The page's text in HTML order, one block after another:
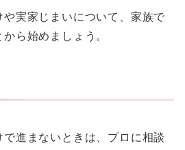
や実家じまいについて、家族で
ら始めましょう。
進まないときは、プロに相談